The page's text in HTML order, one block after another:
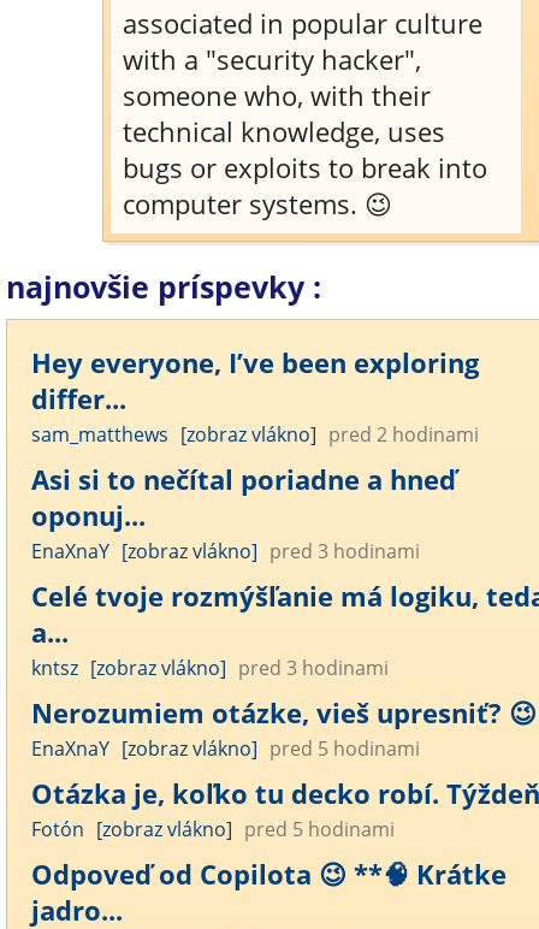
associated in popular culture
with a "security hacker",
someone who, with their
technical knowledge, uses
bugs or exploits to break into
computer systems. 😉
najnovšie príspevky :
Hey everyone, I’ve been exploring
differ...
sam_matthews [zobraz vlákno] pred 2 hodinami
Asi si to nečítal poriadne a hneď
oponuj...
EnaXnaY [zobraz vlákno] pred 3 hodinami
Celé tvoje rozmýšľanie má logiku,
a...
kntsz [zobraz vlákno] pred 3 hodinami
Nerozumiem otázke, vieš upresniť? 😉
EnaXnaY [zobraz vlákno] pred 5 hodinami
Otázka je, koľko tu decko robí.
Fotón [zobraz vlákno] pred 5 hodinami
Odpoveď od Copilota 😉 **🧠 Krátke
jadro...